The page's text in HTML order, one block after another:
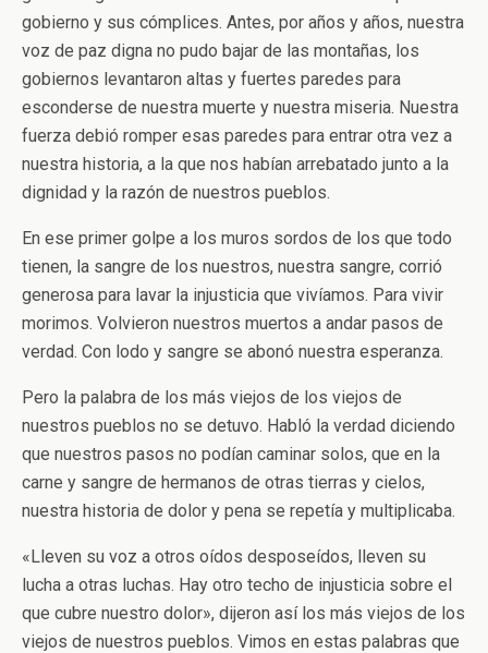
gobierno y sus cómplices. Antes, por años y años, nuestra
voz de paz digna no pudo bajar de las montañas, los
gobiernos levantaron altas y fuertes paredes para
esconderse de nuestra muerte y nuestra miseria. Nuestra
fuerza debió romper esas paredes para entrar otra vez a
nuestra historia, a la que nos habían arrebatado junto a la
dignidad y la razón de nuestros pueblos.
En ese primer golpe a los muros sordos de los que todo
tienen, la sangre de los nuestros, nuestra sangre, corrió
generosa para lavar la injusticia que vivíamos. Para vivir
morimos. Volvieron nuestros muertos a andar pasos de
verdad. Con lodo y sangre se abonó nuestra esperanza.
Pero la palabra de los más viejos de los viejos de
nuestros pueblos no se detuvo. Habló la verdad diciendo
que nuestros pasos no podían caminar solos, que en la
carne y sangre de hermanos de otras tierras y cielos,
nuestra historia de dolor y pena se repetía y multiplicaba.
«Lleven su voz a otros oídos desposeídos, lleven su
lucha a otras luchas. Hay otro techo de injusticia sobre el
que cubre nuestro dolor», dijeron así los más viejos de los
viejos de nuestros pueblos. Vimos en estas palabras que